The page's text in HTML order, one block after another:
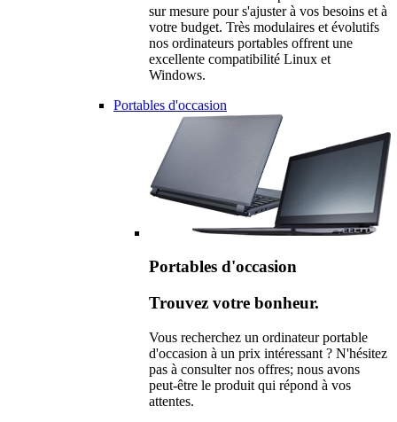
sur mesure pour s'ajuster à vos besoins et à
votre budget. Très modulaires et évolutifs
nos ordinateurs portables offrent une
excellente compatibilité Linux et
Windows.
Portables d'occasion
Portables d'occasion
Trouvez votre bonheur.
Vous recherchez un ordinateur portable
d'occasion à un prix intéressant ? N'hésitez
pas à consulter nos offres; nous avons
peut-être le produit qui répond à vos
attentes.